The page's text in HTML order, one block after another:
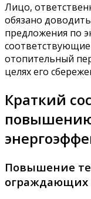
Лицо,
обязано
предложения по
отопительный
целях его
Краткий
Повышение
ограждающих